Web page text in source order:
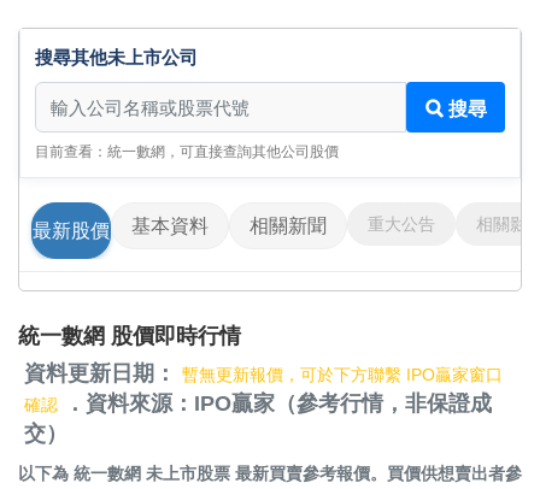
搜尋其他未上市公司
搜尋其他未上市公司
搜尋
目前查看：統一數網，可直接查詢其他公司股價
最新股價 基本資料 相關新聞 重大公告 相關影
統一數網 股價即時行情
資料更新日期：
暫無更新報價，可於下方聯繫 IPO贏家窗口
確認
．資料來源：IPO贏家（參考行情，非保證成
交）
以下為 統一數網 未上市股票 最新買賣參考報價。買價供想賣出者參